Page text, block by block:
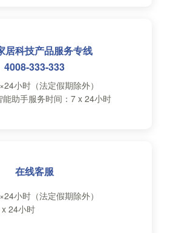
居科技产品服务专线
4008-333-333
小时（法定假期除外）
助手服务时间： 7 x 24小时
在线客服
小时（法定假期除外）
24小时